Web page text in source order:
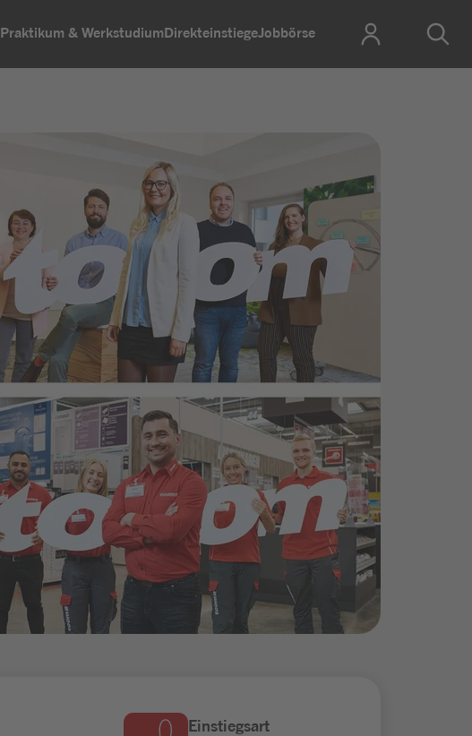
Praktikum & WerkstudiumDirekteinstiegeJobbörse
Einstiegsart